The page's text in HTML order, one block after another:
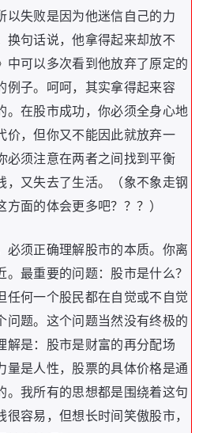
以失败是因为他迷信自己的力
换句话说，他拿得起来却放不
中可以多次看到他放弃了原定的
例子。 呵呵， 其实拿得起来容
。在股市成功 ，你必须全身心地
价，但你又不能因此就放弃一
必须注意在两者之间找到平衡
， 又失去了生活。（象不象走钢
方面的体会更多吧？？？）
必须正确理解股市的本质。 你离
。最重要的问题 ： 股市是什么？
任何一个股民都在自觉或不自觉
问题。 这个问题当然没有终极的
解是 ： 股市是财富的再分配场
量是人性， 股票的具体价格是通
。我所有的思想都是围绕着这句
很容易 ，但想长时间笑傲股市，